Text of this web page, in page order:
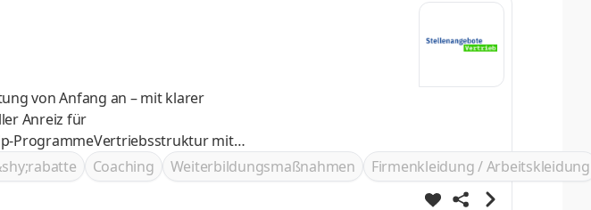
von Anfang an – mit klarer
Anreiz für
ProgrammeVertriebsstruktur mit
Coaching Weiterbildungsmaßnahmen
Firmenkleidung / Arbeitskleidung